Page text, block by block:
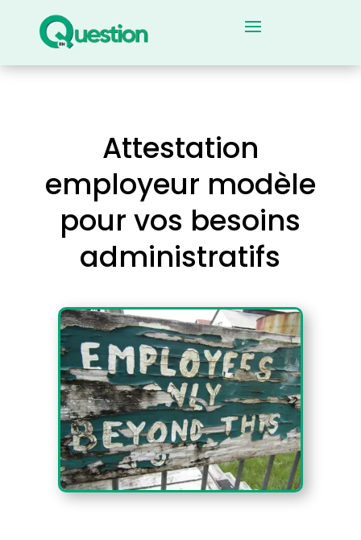
Attestation
employeur modèle
pour vos besoins
administratifs